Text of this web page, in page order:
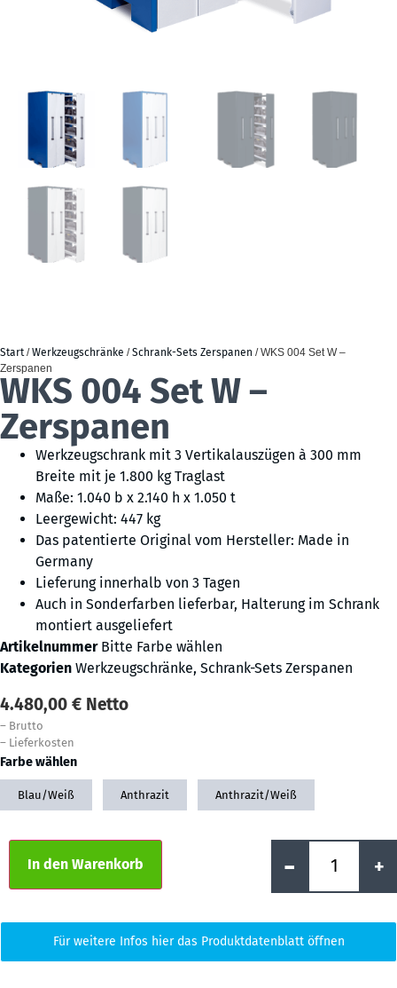
Start/Werkzeugschränke /Schrank-Sets Zerspanen / WKS 004 Set W –
Zerspanen
WKS 004 Set W –
Zerspanen
Werkzeugschrank mit 3 Vertikalauszügen à 300 mm
Breite mit je 1.800 kg Traglast
Maße: 1.040 b x 2.140 h x 1.050 t
Leergewicht: 447 kg
Das patentierte Original vom Hersteller: Made in
Germany
Lieferung innerhalb von 3 Tagen
Auch in Sonderfarben lieferbar, Halterung im Schrank
montiert ausgeliefert
Artikelnummer Bitte Farbe wählen
Kategorien Werkzeugschränke, Schrank-Sets Zerspanen
4.480,00 € Netto
– Brutto
– Lieferkosten
Farbe wählen
Blau/Weiß Anthrazit Anthrazit/Weiß
- +
In den Warenkorb
Für weitere Infos hier das Produktdatenblatt öffnen